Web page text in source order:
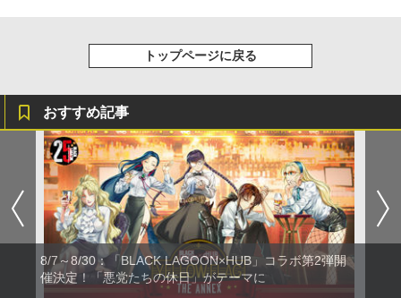
トップページに戻る
おすすめ記事
8/7～8/30：「BLACK LAGOON×HUB」コラボ第2弾開
催決定！「悪党たちの休日」がテーマに